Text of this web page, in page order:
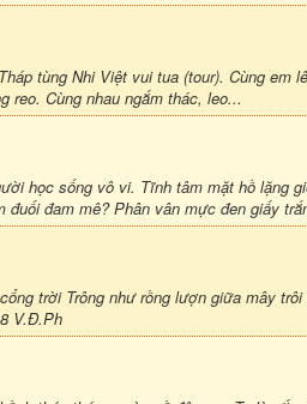
tùng Nhi Việt vui tua (tour). Cùng em
reo. Cùng nhau ngắm thác, leo...
học sống vô vi. Tĩnh tâm mặt hồ lặng
đam mê? Phân vân mực đen giấy
trời Trông như rồng lượn giữa mây
V.Đ.Ph